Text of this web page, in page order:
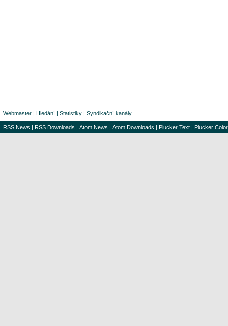
Webmaster | Hledání | Statistiky | Syndikační kanály
RSS News | RSS Downloads | Atom News | Atom Downloads | Plucker Text | Plucker Color